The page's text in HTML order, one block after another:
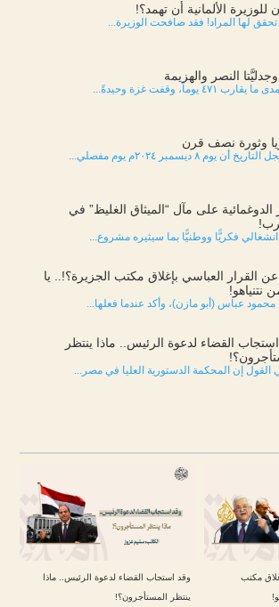
للوزيرة الألمانية أن تهمد؟!
تحقق لها المراد! فقد صافحت الوزيرة...
النصر والهزيمة
٤٧١ يوماً، وقفت غزة وحيدةً...
وثورة نصف قرن
أن يوم ٨ ديسمبر ٢٠٢٤م يوم مفصلي...
على مآل “الميثاق الغليظ” في
انشغالي فكريًّا ووطنيًّا بما سيثيره مشروع...
عن القرار العباسي بإغلاق مكتب الجزيرة؟!.. يا
نتنياهو!
محمود عباس (أبو مازن)، وأكد عندما فعلها...
القضاء لدعوة الرئيس.. ماذا ينتظر
القول إن المحكمة الدستورية العليا في مصر...
مكتب
وقد استجاب القضاء لدعوة الرئيس.. ماذا
ينتظر المستأجرون؟!